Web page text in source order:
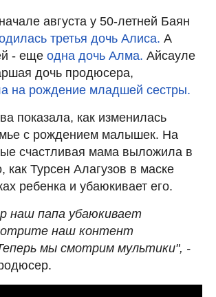
августа у 50-летней Баян
третья дочь Алиса. А
- еще одна дочь Алма. Айсауле
дочь продюсера,
на рождение младшей сестры.
показала, как изменилась
с рождением малышек. На
счастливая мама выложила в
как Турсен Алагузов в маске
ребенка и убаюкивает его.
наш папа убаюкивает
наш контент
мы смотрим мультики", -